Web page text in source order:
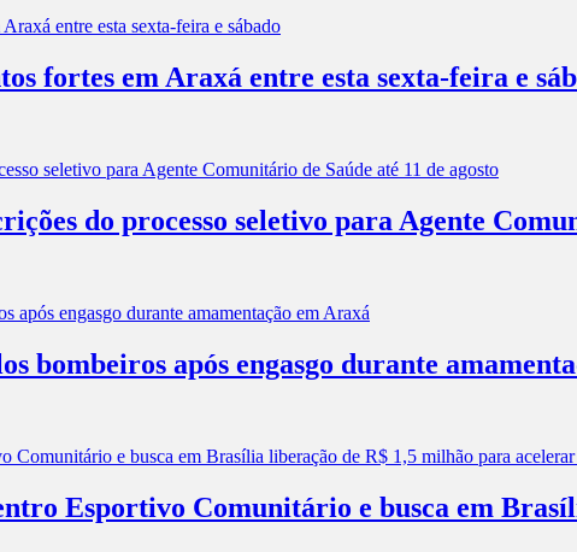
fortes em Araxá entre esta sexta-feira e
do processo seletivo para Agente
bombeiros após engasgo durante
Esportivo Comunitário e busca em